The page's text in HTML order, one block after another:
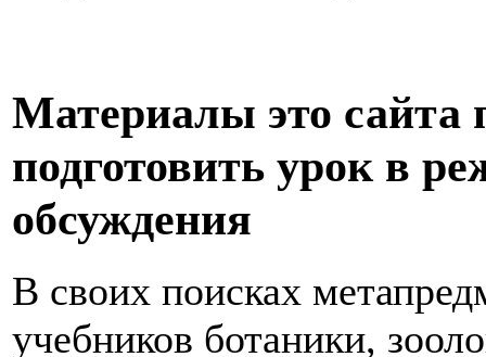
Материалы это сайта
подготовить урок в
обсуждения
В своих поисках
учебников ботаники,